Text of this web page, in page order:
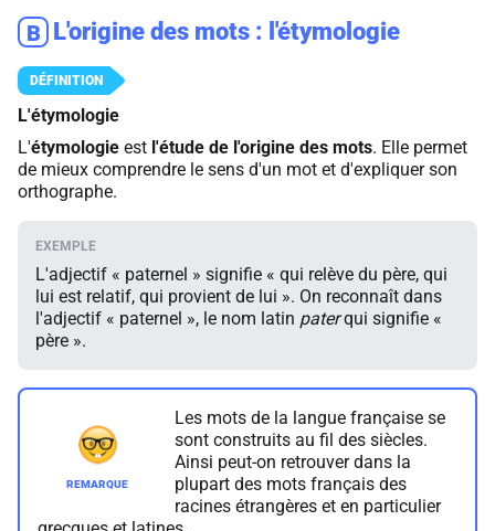
B L'origine des mots : l'étymologie
L'étymologie
L'étymologie est l'étude de l'origine des mots. Elle permet
de mieux comprendre le sens d'un mot et d'expliquer son
orthographe.
L'adjectif « paternel » signifie « qui relève du père, qui
lui est relatif, qui provient de lui ». On reconnaît dans
l'adjectif « paternel », le nom latin paterqui signifie «
père ».
Les mots de la langue française se
sont construits au fil des siècles.
Ainsi peut-on retrouver dans la
plupart des mots français des
racines étrangères et en particulier